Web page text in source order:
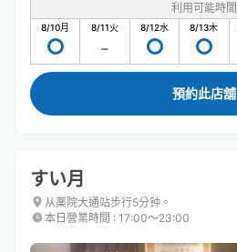
利用可能時間
8/10月 8/11火 8/12水 8/13木
預約此店舖
すい月
从薬院大通站步行5分钟。
本日營業時間 : 17:00〜23:00